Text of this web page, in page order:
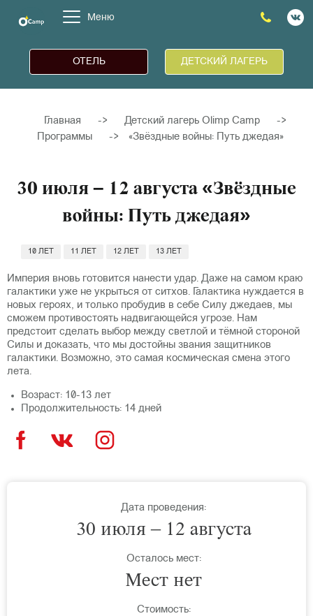
Меню
ОТЕЛЬ ДЕТСКИЙ ЛАГЕРЬ
Главная -> Детский лагерь Olimp Camp
->
Программы
-> «Звёздные войны: Путь джедая»
30 июля – 12 августа «Звёздные
войны: Путь джедая»
10 ЛЕТ 11 ЛЕТ 12 ЛЕТ 13 ЛЕТ
Империя вновь готовится нанести удар. Даже на самом краю
галактики уже не укрыться от ситхов. Галактика нуждается в
новых героях, и только пробудив в себе Силу джедаев, мы
сможем противостоять надвигающейся угрозе. Нам
предстоит сделать выбор между светлой и тёмной стороной
Силы и доказать, что мы достойны звания защитников
галактики. Возможно, это самая космическая смена этого
лета.
Возраст: 10-13 лет
Продолжительность: 14 дней
Дата проведения:
30 июля – 12 августа
Осталось мест:
Мест нет
Стоимость: